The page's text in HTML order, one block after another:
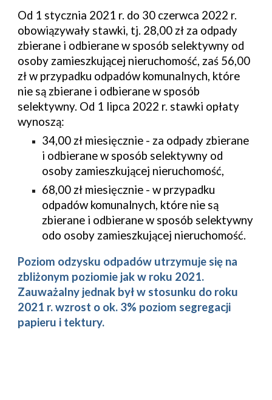
Od 1 stycznia 2021 r. do 30 czerwca 2022 r.
obowiązywały stawki, tj. 28,00 zł za odpady
zbierane i odbierane w sposób selektywny od
osoby zamieszkującej nieruchomość, zaś 56,00
złw przypadku odpadów komunalnych, które
nie są zbierane i odbierane w sposób
selektywny. Od 1 lipca 2022 r. stawki opłaty
wynoszą:
34,00 zł miesięcznie - za odpady zbierane
i odbierane w sposób selektywny od
osoby zamieszkującej nieruchomość,
68,00 zł miesięcznie -w przypadku
odpadów komunalnych, które nie są
zbierane i odbierane w sposób selektywny
odo osoby zamieszkującej nieruchomość.
Poziom odzysku odpadów utrzymuje się na
zbliżonym poziomie jak w roku 2021.
Zauważalny jednak był w stosunku do roku
2021 r. wzrost o ok. 3% poziom segregacji
papieru i tektury.